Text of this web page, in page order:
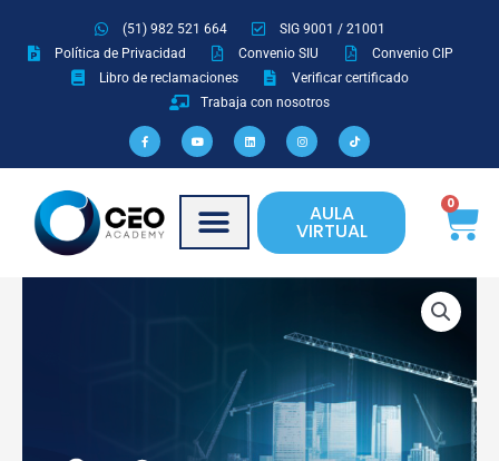
contenido
(51) 982 521 664
SIG 9001 / 21001
Política de Privacidad
Convenio SIU
Convenio CIP
Libro de reclamaciones
Verificar certificado
Trabaja con nosotros
F
a
c
k
-
f
Y
o
e
L
i
i
I
n
m
T
i
AULA
VIRTUAL
0